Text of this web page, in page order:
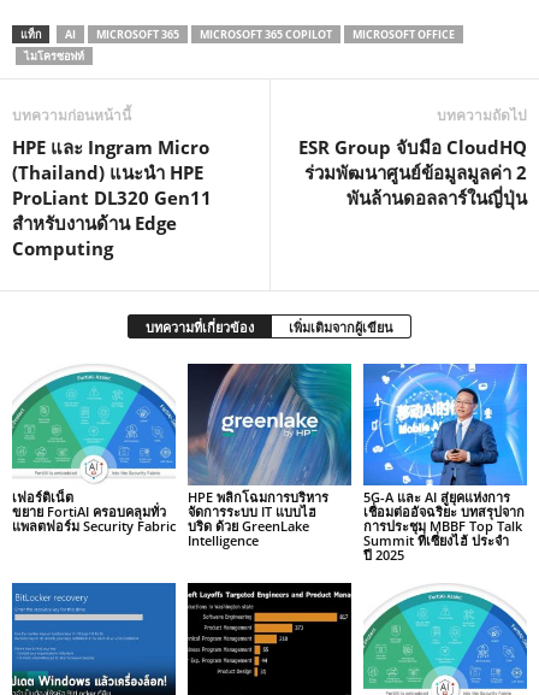
แท็ก AI MICROSOFT 365 MICROSOFT 365 COPILOT
MICROSOFT OFFICE
ไมโครซอฟท์
บทความก่อนหน้านี้
HPE และ Ingram Micro
(Thailand) แนะนำ HPE
ProLiant DL320 Gen11
สำหรับงานด้าน Edge
Computing
บทความถัดไป
ESR Group จับมือ CloudHQ
ร่วมพัฒนาศูนย์ข้อมูลมูลค่า 2
พันล้านดอลลาร์ในญี่ปุ่น
บทความที่เกี่ยวข้อง เพิ่มเติมจากผู้เขียน
เฟอร์ติเน็ต
ขยาย FortiAI ครอบคลุมทั่ว
แพลตฟอร์ม Security Fabric
HPE พลิกโฉมการบริหาร
จัดการระบบ IT แบบไฮ
บริด ด้วย GreenLake
Intelligence
5G-A และ AI สู่ยุคแห่งการ
เชื่อมต่ออัจฉริยะ บทสรุปจาก
การประชุม MBBF Top Talk
Summit ที่เซี่ยงไฮ้ ประจำ
ปี 2025